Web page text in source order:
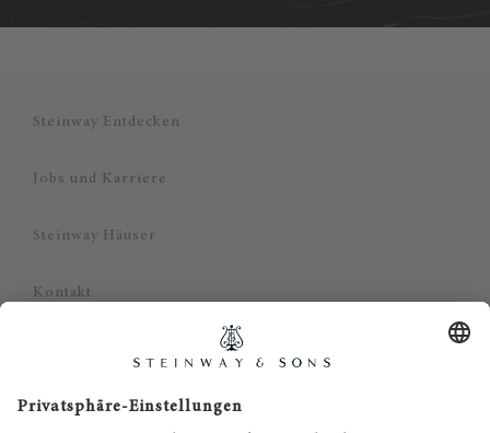
Steinway Entdecken
Jobs und Karriere
Steinway Häuser
Kontakt
Impressum